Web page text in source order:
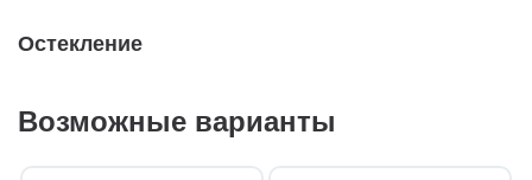
Остекление
Возможные варианты